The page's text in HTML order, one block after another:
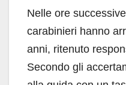
Nelle ore
carabinieri hanno
anni, ritenuto
Secondo gli